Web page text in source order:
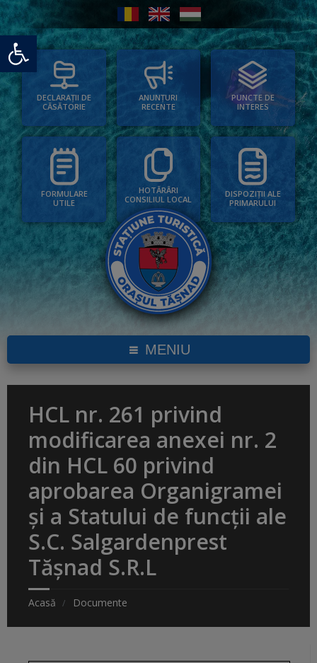
Deschide bara de unelte
DECLARAȚII DE
CĂSĂTORIE
ANUNȚURI
RECENTE
PUNCTE DE
INTERES
FORMULARE
UTILE
HOTĂRÂRI
CONSILIUL LOCAL
DISPOZIȚII ALE
PRIMARULUI
MENIU
HCL nr. 261 privind
modificarea anexei nr. 2
din HCL 60 privind
aprobarea Organigramei
şi a Statului de funcţii ale
S.C. Salgardenprest
Tășnad S.R.L
Acasă Documente